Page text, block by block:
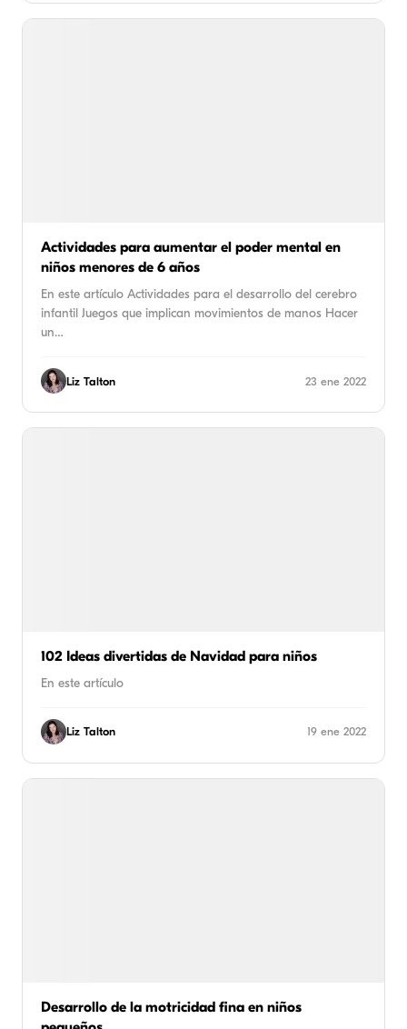
Actividades para aumentar el poder mental en
niños menores de 6 años
En este artículo Actividades para el desarrollo del cerebro
infantil Juegos que implican movimientos de manos Hacer
un…
Liz Talton 23 ene 2022
102 Ideas divertidas de Navidad para niños
En este artículo
Liz Talton 19 ene 2022
Desarrollo de la motricidad fina en niños